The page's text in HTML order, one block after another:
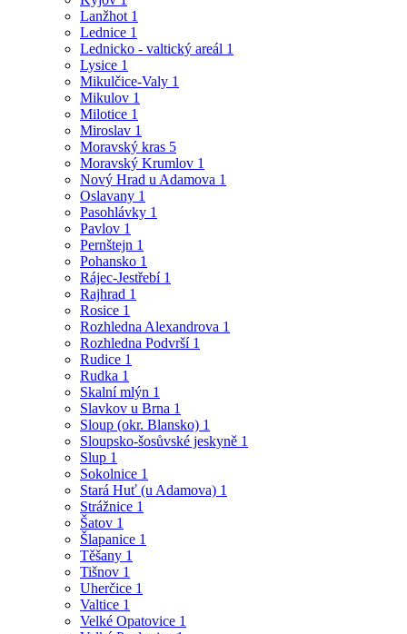
Lanžhot 1
Lednice 1
Lednicko - valtický areál 1
Lysice 1
Mikulčice-Valy 1
Mikulov 1
Milotice 1
Miroslav 1
Moravský kras 5
Moravský Krumlov 1
Nový Hrad u Adamova 1
Oslavany 1
Pasohlávky 1
Pavlov 1
Pernštejn 1
Pohansko 1
Rájec-Jestřebí 1
Rajhrad 1
Rosice 1
Rozhledna Alexandrova 1
Rozhledna Podvrší 1
Rudice 1
Rudka 1
Skalní mlýn 1
Slavkov u Brna 1
Sloup (okr. Blansko) 1
Sloupsko-šosůvské jeskyně 1
Slup 1
Sokolnice 1
Stará Huť (u Adamova) 1
Strážnice 1
Šatov 1
Šlapanice 1
Těšany 1
Tišnov 1
Uherčice 1
Valtice 1
Velké Opatovice 1